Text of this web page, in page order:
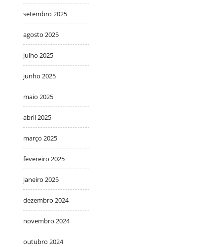
setembro 2025
agosto 2025
julho 2025
junho 2025
maio 2025
abril 2025
março 2025
fevereiro 2025
janeiro 2025
dezembro 2024
novembro 2024
outubro 2024